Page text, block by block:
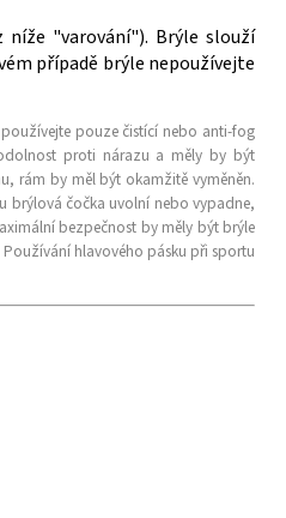
níže "varování"). Brýle slouží
případě brýle nepoužívejte
pouze čistící nebo anti-fog
proti nárazu a měly by být
rám by měl být okamžitě vyměněn.
brýlová čočka uvolní nebo vypadne,
bezpečnost by měly být brýle
hlavového pásku při sportu